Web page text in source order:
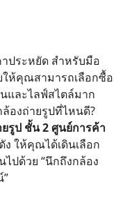
ประหยัด สำหรับมือ
ให้คุณสามารถเลือกซื้อ
และไลฟ์สไตล์มาก
องถ่ายรูปที่ไหนดี?
รูป ชั้น 2 ศูนย์การค้า
ให้คุณได้เดินเลือก
ปด้วย “นึกถึงกล้อง